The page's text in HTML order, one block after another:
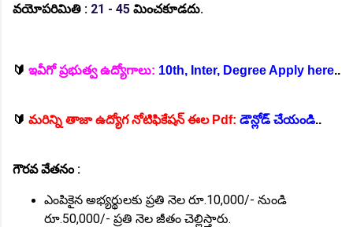
వయోపరిమితి : 21 - 45 మించకూడదు.
🔰 ఇవీగో ప్రభుత్వ ఉద్యోగాలు: 10th, Inter, Degree Apply here..
🔰 మరిన్ని తాజా ఉద్యోగ నోటిఫికేషన్ ఈల Pdf: డౌన్లోడ్ చేయండి..
గౌరవ వేతనం :
ఎంపికైన అభ్యర్థులకు ప్రతి నెల రూ.10,000/- నుండి
రూ.50,000/- ప్రతి నెల జీతం చెల్లిస్తారు.